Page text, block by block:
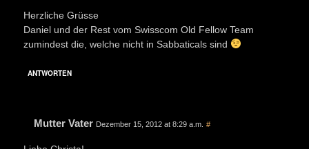
Herzliche Grüsse
Daniel und der Rest vom Swisscom Old Fellow Team
zumindest die, welche nicht in Sabbaticals sind
ANTWORTEN
Mutter Vater Dezember 15, 2012 at 8:29 a.m. #